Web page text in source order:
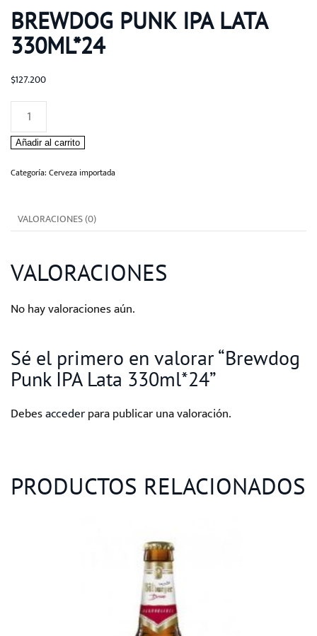
BREWDOG PUNK IPA LATA
330ML*24
$127.200
Brewdog
Punk
IPA
Lata
Añadir al carrito
Categoría: Cerveza importada
VALORACIONES (0)
VALORACIONES
No hay valoraciones aún.
Sé el primero en valorar “Brewdog
Punk IPA Lata 330ml*24”
Debesaccederpara publicar una valoración.
PRODUCTOS RELACIONADOS